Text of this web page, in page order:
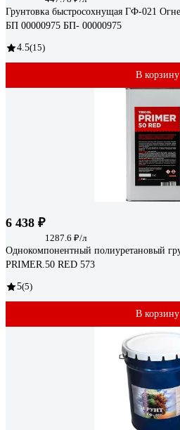
Грунтовка быстросохнущая ГФ-021
БП 00000975 БП- 00000975
4.5(15)
В корзину
6 438 ₽
1287.6 ₽/л
Однокомпонентный полиуретановый
PRIMER.50 RED 573
5(5)
В корзину